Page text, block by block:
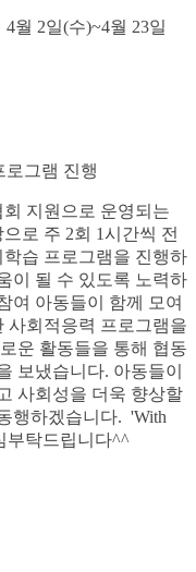
월 2일(수)~4월 23일
그램 진행
지원으로 운영되는
로 주 2회 1시간씩 전
습 프로그램을 진행하
이 될 수 있도록 노력하
여 아동들이 함께 모여
사회적응력 프로그램을
운 활동들을 통해 협동
보냈습니다. 아동들이
사회성을 더욱 향상할
행하겠습니다. 'With
부탁드립니다^^